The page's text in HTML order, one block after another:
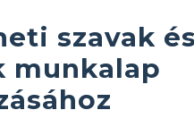
szavak
munkalap